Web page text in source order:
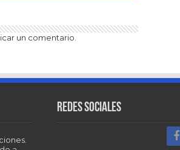
un comentario.
Redes sociales